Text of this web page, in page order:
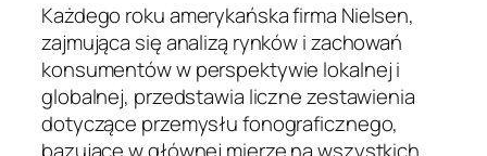
Każdego roku amerykańska firma Nielsen,
zajmująca się analizą rynków i zachowań
konsumentów w perspektywie lokalnej i
globalnej, przedstawia liczne zestawienia
dotyczące przemysłu fonograficznego,